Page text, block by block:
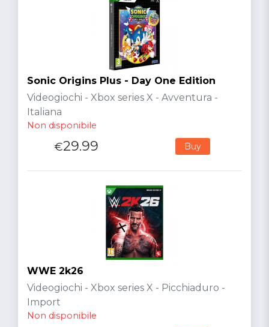
Sonic Origins Plus - Day One Edition
Videogiochi - Xbox series X - Avventura -
Italiana
Non disponibile
€29.99 Buy
WWE 2k26
Videogiochi - Xbox series X - Picchiaduro -
Import
Non disponibile